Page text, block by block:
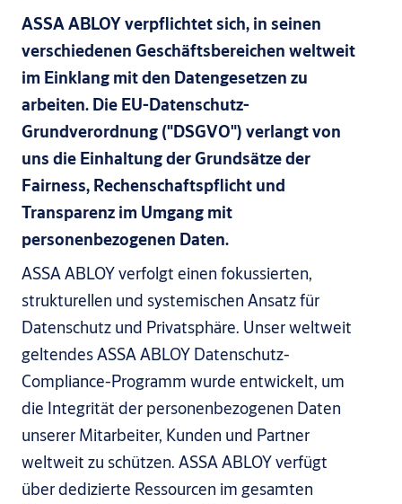
ASSA ABLOY verpflichtet sich, in seinen
verschiedenen Geschäftsbereichen weltweit
im Einklang mit den Datengesetzen zu
arbeiten. Die EU-Datenschutz-
Grundverordnung ("DSGVO") verlangt von
uns die Einhaltung der Grundsätze der
Fairness, Rechenschaftspflicht und
Transparenz im Umgang mit
personenbezogenen Daten.
ASSA ABLOY verfolgt einen fokussierten,
strukturellen und systemischen Ansatz für
Datenschutz und Privatsphäre. Unser weltweit
geltendes ASSA ABLOY Datenschutz-
Compliance-Programm wurde entwickelt, um
die Integrität der personenbezogenen Daten
unserer Mitarbeiter, Kunden und Partner
weltweit zu schützen. ASSA ABLOY verfügt
über dedizierte Ressourcen im gesamten